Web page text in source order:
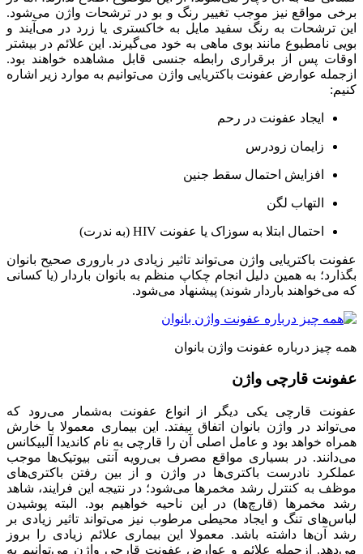
برخی مواقع نیز موجب تغییر رنگ و بو در ترشحات واژن می‌شود.
این ترشحات به رنگ سفید مایل به خاکستری یا زرد در می‌آیند و
بویی نامطبوع مانند بوی ماهی به خود می‌گیرند. این علائم در بیشتر
اوقات پس از برقراری رابطه جنسی قابل مشاهده خواهند بود.
ازجمله عوارض عفونت باکتریایی واژن می‌توانیم به موارد زیر اشاره
کنیم:
ایجاد عفونت در رحم
زایمان زودرس
افزایش احتمال سقط جنین
التهاب لگن
احتمال ابتلا به سوزاک یا عفونت HIV (به ندرت)
عفونت باکتریایی واژن می‌تواند تاثیر زیادی در باروری صحیح بانوان
بگذارد؛ به همین دلیل انجام چکاپ منظم به بانوان باردار (یا کسانی
که می‌خواهند باردار شوند) پیشنهاد می‌شود.
همه چیز درباره عفونت واژن بانوان
عفونت قارچی واژن
عفونت قارچی یکی دیگر از انواع عفونت به‌شمار می‌رود که
می‌تواند در واژن بانوان اتفاق بیفتد. این بیماری معمولا با خارش
همراه خواهد بود و عامل اصلی آن را قارچی به نام کاندیدا آلبیکانس
می‌دانند. در بسیاری مواقع مصرف بی‌رویه آنتی بیوتیک‌ها موجب
عملکرد نادرست باکتری‌ها در واژن و از بین رفتن باکتری‌های
موظف به کنترل رشد مخمرها می‌شود؛ در نتیجه‌ این فرایند، شاهد
رشد مخمرها (قارچ‌ها) در این ناحیه خواهیم بود. البته پوشیدن
لباس‌های تنگ و ایجاد محیطی مرطوب نیز می‌تواند تاثیر زیادی بر
رشد آن‌ها داشته باشد. معمولا این بیماری علائم زیادی را بروز
می‌دهد. ازجمله علائم و عوارض عفونت قارچی واژن می‌توانیم به